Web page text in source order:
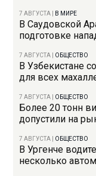
7 АВГУСТА В МИРЕ
В Саудовской
подготовке
7 АВГУСТА ОБЩЕСТВО
В Узбекистане
для всех
7 АВГУСТА ОБЩЕСТВО
Более 20 тонн
допустили на
7 АВГУСТА ОБЩЕСТВО
В Ургенче
несколько